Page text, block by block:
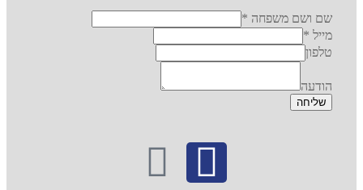
שם ושם משפחה *
מייל *
טלפון
הודעה
שליחה